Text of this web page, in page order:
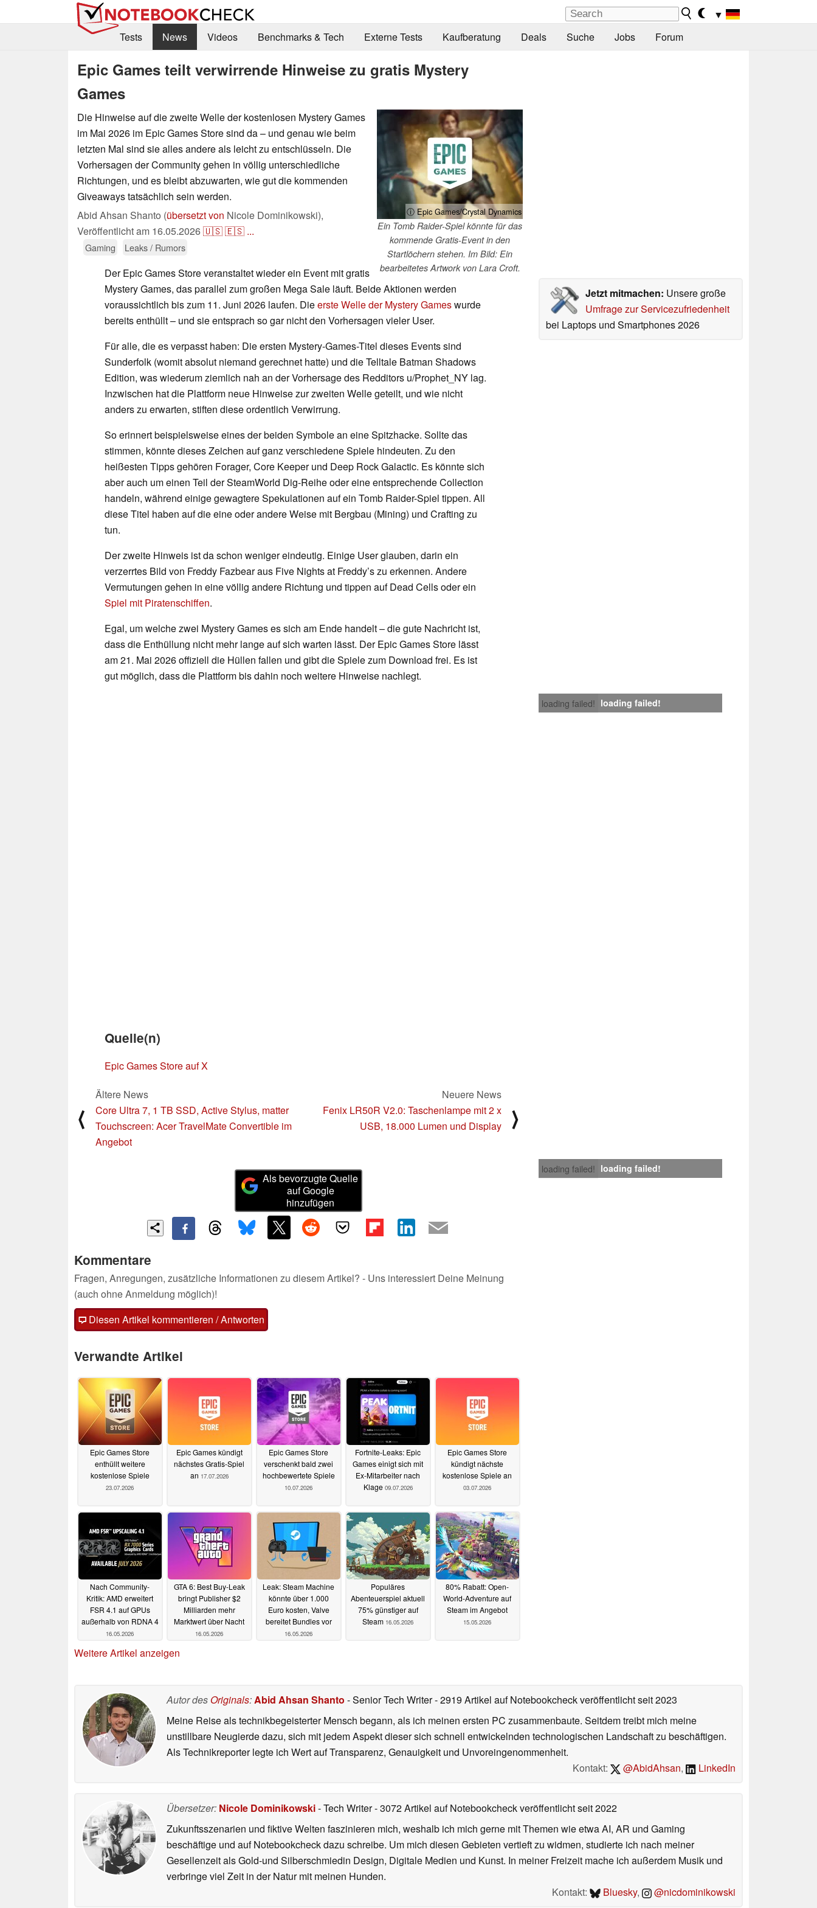
▼
Tests
News Videos Benchmarks & Tech Externe Tests Kaufberatung Deals Suche Jobs Forum
Epic Games teilt verwirrende Hinweise zu gratis Mystery
Games
ⓘ Epic Games/Crystal Dynamics
Ein Tomb Raider-Spiel könnte für das
kommende Gratis-Event in den
Startlöchern stehen. Im Bild: Ein
bearbeitetes Artwork von Lara Croft.
Die Hinweise auf die zweite Welle der kostenlosen Mystery Games
im Mai 2026 im Epic Games Store sind da – und genau wie beim
letzten Mal sind sie alles andere als leicht zu entschlüsseln. Die
Vorhersagen der Community gehen in völlig unterschiedliche
Richtungen, und es bleibt abzuwarten, wie gut die kommenden
Giveaways tatsächlich sein werden.
Abid Ahsan Shanto (übersetzt von Nicole Dominikowski),
Veröffentlicht am 16.05.2026🇺🇸🇪🇸 ...
Gaming Leaks / Rumors
Jetzt mitmachen: Unsere große
Umfrage zur Servicezufriedenheit
bei Laptops und Smartphones 2026
Der Epic Games Store veranstaltet wieder ein Event mit gratis
Mystery Games, das parallel zum großen Mega Sale läuft. Beide Aktionen werden
voraussichtlich bis zum 11. Juni 2026 laufen. Dieerste Welle der Mystery Gameswurde
bereits enthüllt – und sie entsprach so gar nicht den Vorhersagen vieler User.
Für alle, die es verpasst haben: Die ersten Mystery-Games-Titel dieses Events sind
Sunderfolk (womit absolut niemand gerechnet hatte) und die Telltale Batman Shadows
Edition, was wiederum ziemlich nah an der Vorhersage des Redditors u/Prophet_NY lag.
Inzwischen hat die Plattform neue Hinweise zur zweiten Welle geteilt, und wie nicht
anders zu erwarten, stiften diese ordentlich Verwirrung.
So erinnert beispielsweise eines der beiden Symbole an eine Spitzhacke. Sollte das
stimmen, könnte dieses Zeichen auf ganz verschiedene Spiele hindeuten. Zu den
heißesten Tipps gehören Forager, Core Keeper und Deep Rock Galactic. Es könnte sich
aber auch um einen Teil der SteamWorld Dig-Reihe oder eine entsprechende Collection
handeln, während einige gewagtere Spekulationen auf ein Tomb Raider-Spiel tippen. All
diese Titel haben auf die eine oder andere Weise mit Bergbau (Mining) und Crafting zu
tun.
Der zweite Hinweis ist da schon weniger eindeutig. Einige User glauben, darin ein
verzerrtes Bild von Freddy Fazbear aus Five Nights at Freddy’s zu erkennen. Andere
Vermutungen gehen in eine völlig andere Richtung und tippen auf Dead Cells oder ein
Spiel mit Piratenschiffen.
Egal, um welche zwei Mystery Games es sich am Ende handelt – die gute Nachricht ist,
dass die Enthüllung nicht mehr lange auf sich warten lässt. Der Epic Games Store lässt
am 21. Mai 2026 offiziell die Hüllen fallen und gibt die Spiele zum Download frei. Es ist
gut möglich, dass die Plattform bis dahin noch weitere Hinweise nachlegt.
loading failed! loading failed!
Quelle(n)
Epic Games Store auf X
⟨
Ältere News
Core Ultra 7, 1 TB SSD, Active Stylus, matter
Touchscreen: Acer TravelMate Convertible im
Angebot
Neuere News
Fenix LR50R V2.0: Taschenlampe mit 2 x
USB, 18.000 Lumen und Display
⟩
loading failed! loading failed!
Als bevorzugte Quelle
auf Google
hinzufügen
Kommentare
Fragen, Anregungen, zusätzliche Informationen zu diesem Artikel? - Uns interessiert Deine Meinung
(auch ohne Anmeldung möglich)!
Diesen Artikel kommentieren / Antworten
Verwandte Artikel
Epic Games Store
enthüllt weitere
kostenlose Spiele
23.07.2026
Epic Games kündigt
nächstes Gratis-Spiel
an 17.07.2026
Epic Games Store
verschenkt bald zwei
hochbewertete Spiele
10.07.2026
Fortnite-Leaks: Epic
Games einigt sich mit
Ex-Mitarbeiter nach
Klage 09.07.2026
Epic Games Store
kündigt nächste
kostenlose Spiele an
03.07.2026
Nach Community-
Kritik: AMD erweitert
FSR 4.1 auf GPUs
außerhalb von RDNA 4
16.05.2026
GTA 6: Best Buy-Leak
bringt Publisher $2
Milliarden mehr
Marktwert über Nacht
16.05.2026
Leak: Steam Machine
könnte über 1.000
Euro kosten, Valve
bereitet Bundles vor
16.05.2026
Populäres
Abenteuerspiel aktuell
75% günstiger auf
Steam 16.05.2026
80% Rabatt: Open-
World-Adventure auf
Steam im Angebot
15.05.2026
Weitere Artikel anzeigen
Autor des Originals:Abid Ahsan Shanto - Senior Tech Writer- 2919 Artikel auf Notebookcheck veröffentlichtseit 2023
Meine Reise als technikbegeisterter Mensch begann, als ich meinen ersten PC zusammenbaute. Seitdem treibt mich meine
unstillbare Neugierde dazu, sich mit jedem Aspekt dieser sich schnell entwickelnden technologischen Landschaft zu beschäftigen.
Als Technikreporter legte ich Wert auf Transparenz, Genauigkeit und Unvoreingenommenheit.
Kontakt:
@AbidAhsan, LinkedIn
Übersetzer: Nicole Dominikowski- Tech Writer- 3072 Artikel auf Notebookcheck veröffentlichtseit 2022
Zukunftsszenarien und fiktive Welten faszinieren mich, weshalb ich mich gerne mit Themen wie etwa AI, AR und Gaming
beschäftige und auf Notebookcheck dazu schreibe. Um mich diesen Gebieten vertieft zu widmen, studierte ich nach meiner
Gesellenzeit als Gold-und Silberschmiedin Design, Digitale Medien und Kunst. In meiner Freizeit mache ich außerdem Musik und
verbringe viel Zeit in der Natur mit meinen Hunden.
Kontakt:
Bluesky, @nicdominikowski